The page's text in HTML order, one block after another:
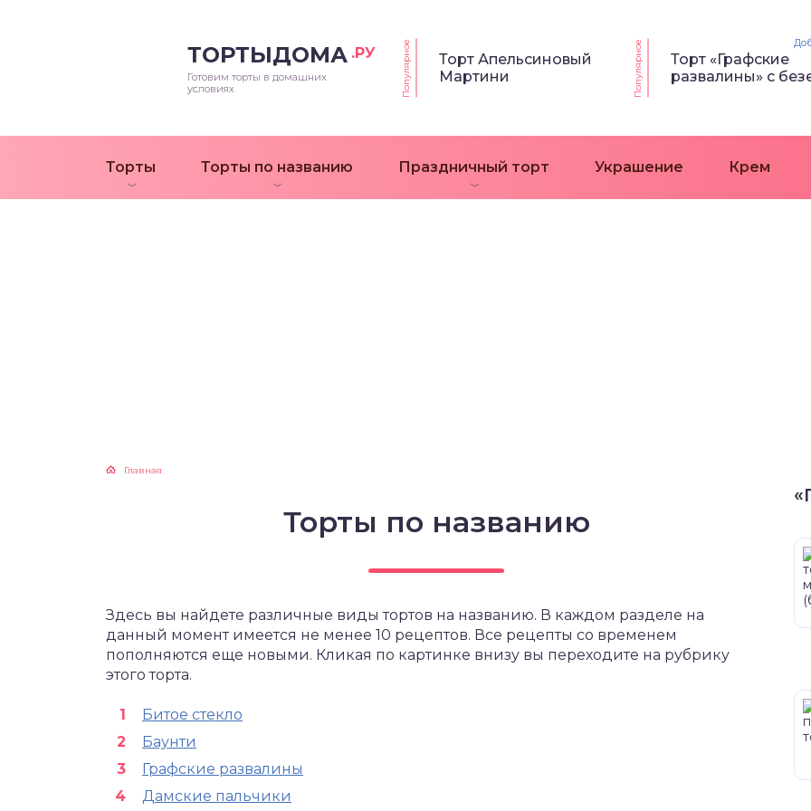
ТОРТЫДОМА .РУ
Готовим торты в домашних
условиях
Популярное
Торт Апельсиновый
Мартини
Популярное
Торт «Графские
развалины» с
Торты Торты по названию Праздничный торт Украшение Крем
Главная
Торты по названию
Здесь вы найдете различные виды тортов на названию. В каждом разделе на
данный момент имеется не менее 10 рецептов. Все рецепты со временем
пополняются еще новыми. Кликая по картинке внизу вы переходите на рубрику
этого торта.
Битое стекло
Баунти
Графские развалины
Дамские пальчики